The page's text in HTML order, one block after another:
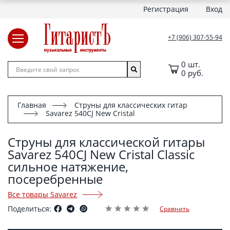
Регистрация Вход
+7 (906) 307-55-94
0 шт.
0 руб.
Главная
Струны для классических гитар
Savarez 540CJ New Cristal
Струны для классической гитары
Savarez 540CJ New Cristal Classic
сильное натяжение,
посеребренные
Все товары Savarez
Поделиться:
Сравнить